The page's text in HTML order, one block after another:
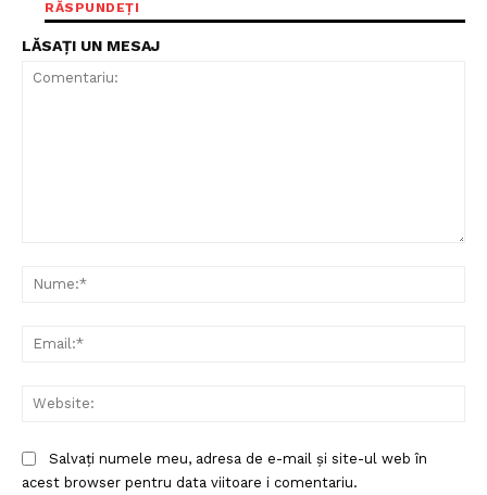
RĂSPUNDEȚI
LĂSAȚI UN MESAJ
Salvați numele meu, adresa de e-mail și site-ul web în
acest browser pentru data viitoare i comentariu.